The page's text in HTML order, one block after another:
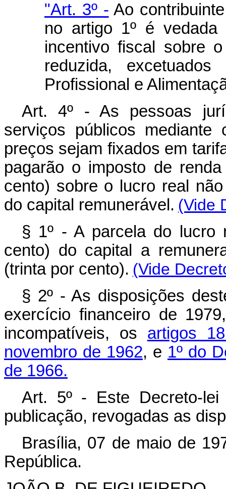
"Art. 3º - Ao
no artigo 1º é
incentivo fiscal sobre
reduzida,
Profissional e
Art. 4º - As pessoas
serviços públicos
preços sejam fixados em
pagarão o imposto de
cento) sobre o lucro real
do capital remunerável. (Vide
§ 1º - A parcela do lucro
cento) do capital a
(trinta por cento). (Vide
§ 2º - As disposições
exercício financeiro de
incompatíveis, os artigos
novembro de 1962, e 1º do
de 1966.
Art. 5º - Este Decreto-
publicação, revogadas as
Brasília, 07 de maio de
República.